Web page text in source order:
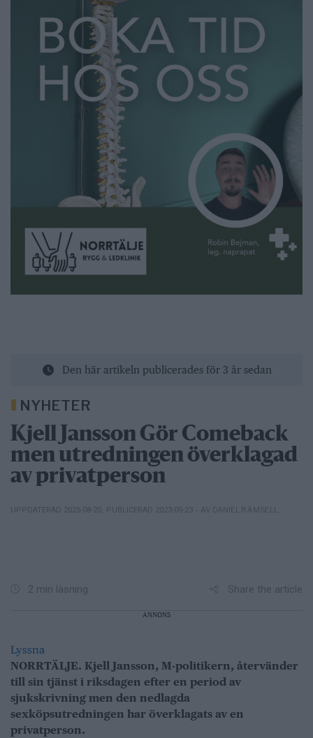
Den här artikeln publicerades för 3 år sedan
NYHETER
Kjell Jansson Gör Comeback
men utredningen överklagad
av privatperson
UPPDATERAD 2025-08-20 PUBLICERAD 2023-05-23 – AV DANIEL RÄMSELL
2 min läsning Share the article
ANNONS
Lyssna
NORRTÄLJE. Kjell Jansson, M-politikern, återvänder
till sin tjänst i riksdagen efter en period av
sjukskrivning men den nedlagda
sexköpsutredningen har överklagats av en
privatperson.